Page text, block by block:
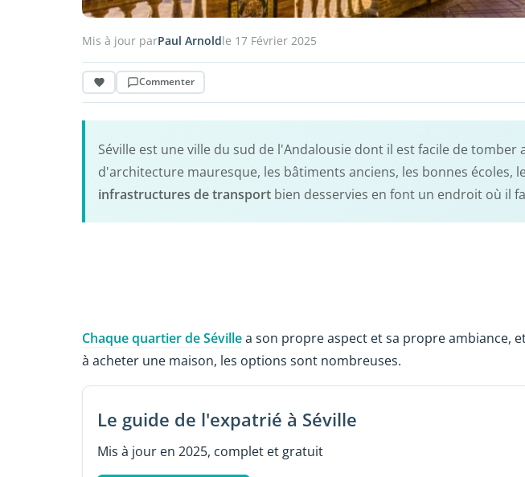
Mis à jour parPaul Arnoldle 17 Février 2025
Commenter
Séville est une ville du sud de l'Andalousie dont il est facile de
d'architecture mauresque, les bâtiments anciens, les bonnes écoles,
infrastructures de transport bien desservies en font un endroit où il
Chaque quartier de Sévillea son propre aspect et sa propre ambiance,
à acheter une maison, les options sont nombreuses.
Le guide de l'expatrié à Séville
Mis à jour en 2025, complet et gratuit